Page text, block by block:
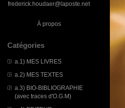
frederick.houdaer@laposte.net
À propos
Catégories
a.1) MES LIVRES
a.2) MES TEXTES
a.3) BIO-BIBLIOGRAPHIE
(avec traces d'O.G.M)